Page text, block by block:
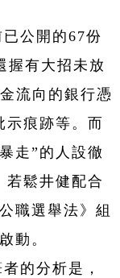
公開的67份
握有大招未放
流向的銀行憑
示痕跡等。而
走”的人設徹
鬆井健配合
職選舉法》組
動。
的分析是，